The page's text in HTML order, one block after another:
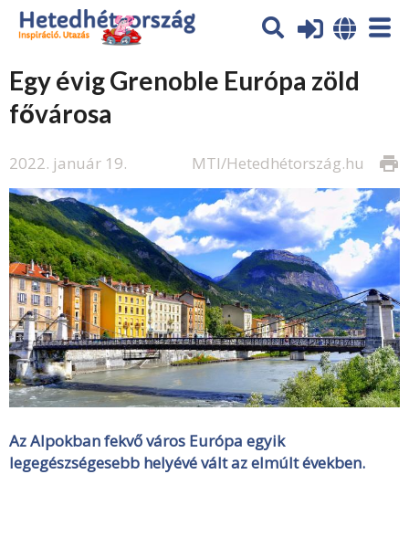
Egy évig Grenoble Európa zöld
fővárosa
2022. január 19. print
MTI/Hetedhétország.hu
Az Alpokban fekvő város Európa egyik
legegészségesebb helyévé vált az elmúlt években.